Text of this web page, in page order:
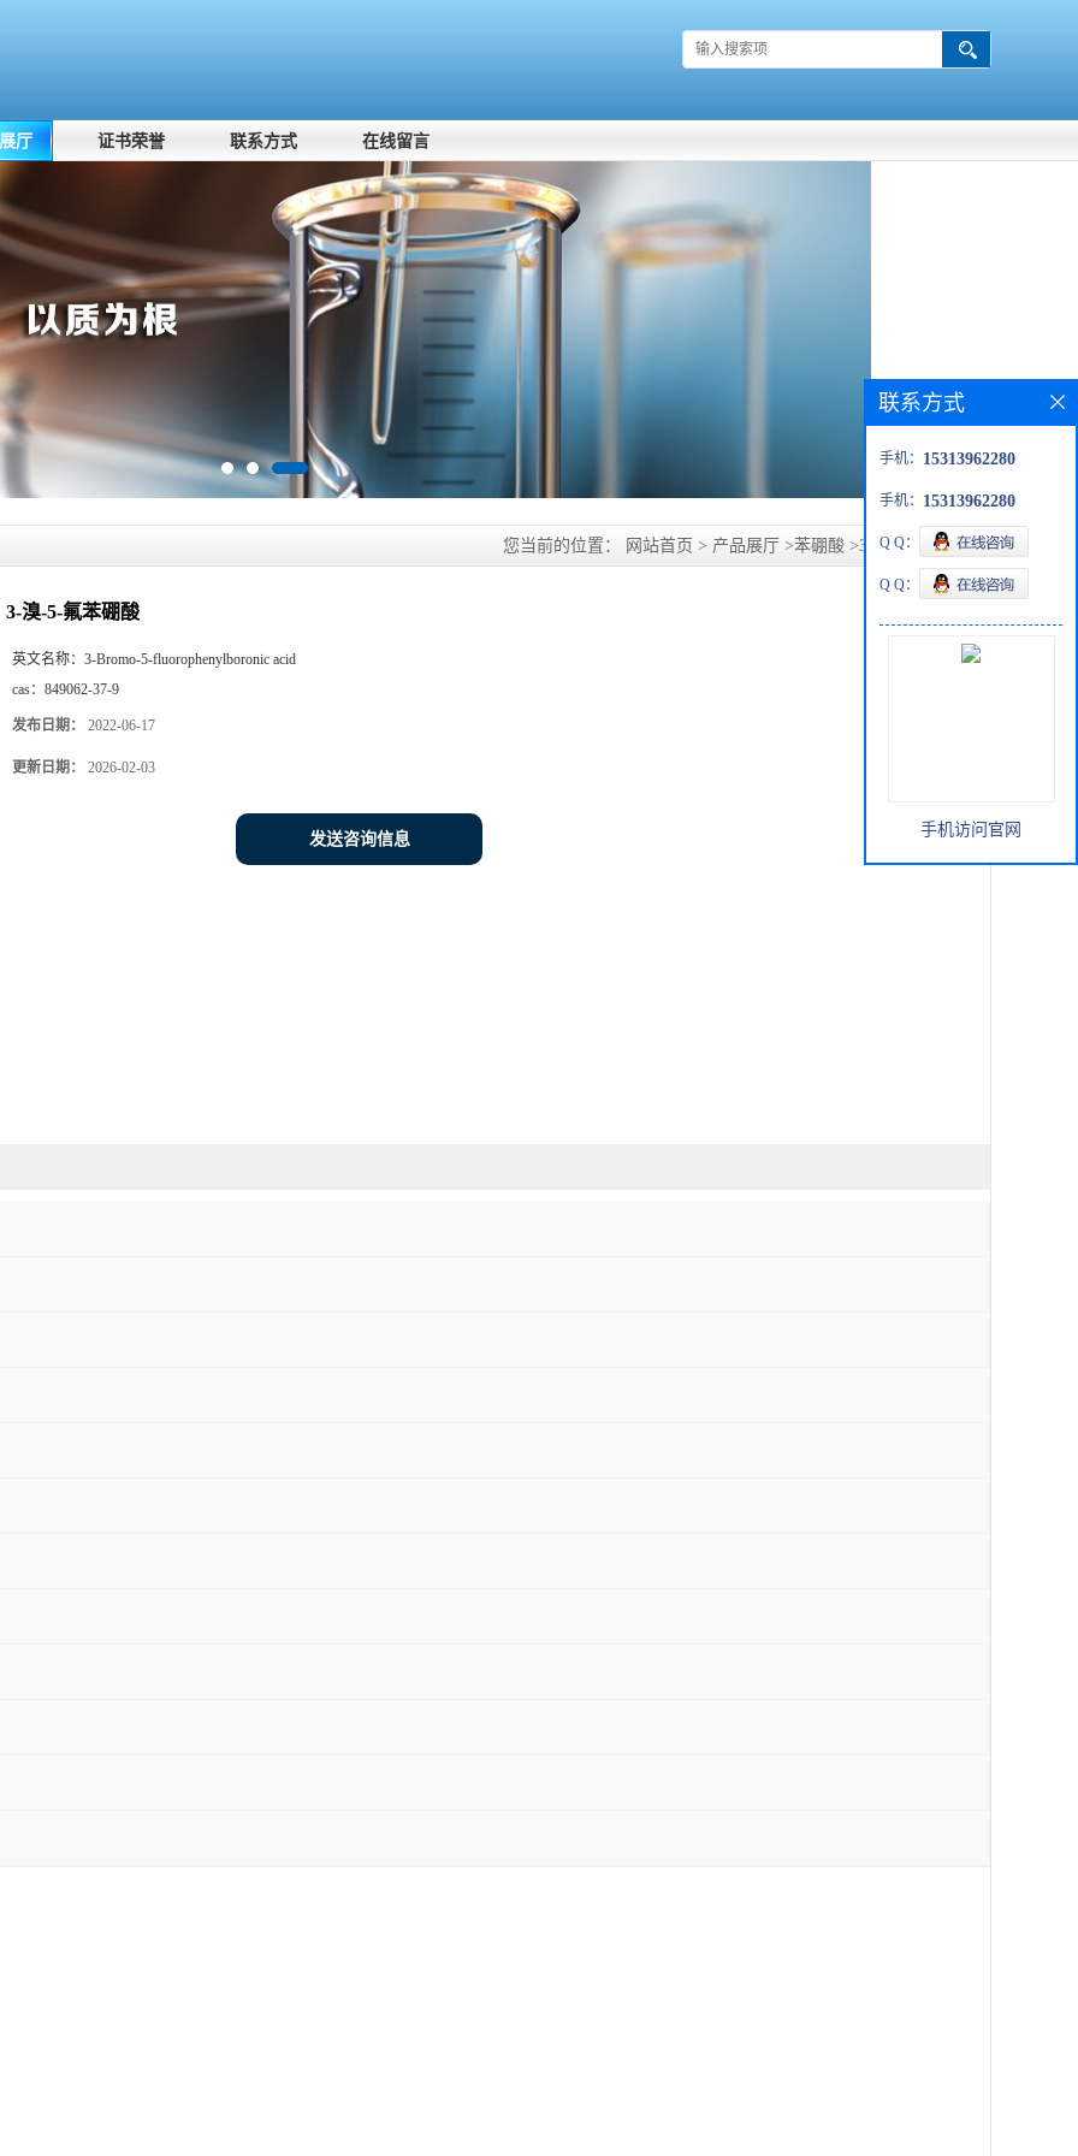
厅 证书荣誉 联系方式 在线留言
您当前的位置： 网站首页 > 产品展厅 >苯硼酸 >3-溴-5-氟苯硼酸
3-溴-5-氟苯硼酸
英文名称： 3-Bromo-5-fluorophenylboronic acid
cas： 849062-37-9
发布日期： 2022-06-17
更新日期： 2026-02-03
发送咨询信息
联系方式
手机： 15313962280
手机： 15313962280
Q Q：
Q Q：
手机访问官网